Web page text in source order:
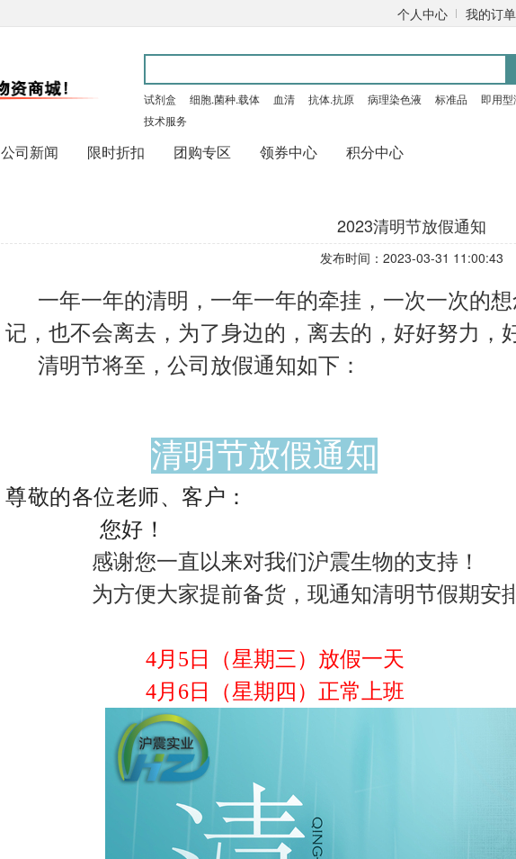
个人中心 我的订单
试剂盒 细胞.菌种.载体 血清 抗体.抗原 病理染色液 标准品
即用型
技术服务
公司新闻 限时折扣 团购专区 领券中心 积分中心
2023清明节放假通知
发布时间：2023-03-31 11:00:43
一年一年的清明，一年一年的牵挂，一次一次的想
记，也不会离去，为了身边的，离去的，好好努力，
清明节将至，公司放假通知如下：
清明节放假通知
尊敬的各位老师、客户：
您好！
感谢您一直以来对我们沪震生物的支持！
为方便大家提前备货，现通知清明节假期安
4月5日（星期三）放假一天
4月6日（星期四）正常上班